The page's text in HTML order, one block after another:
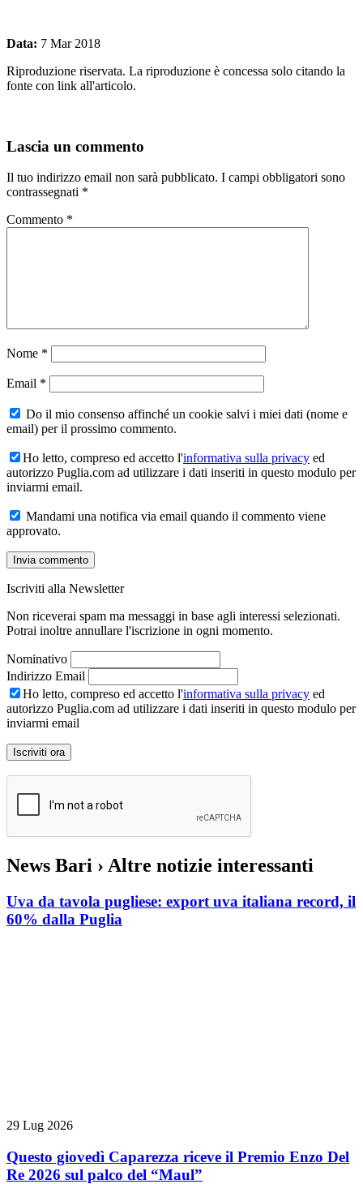
Data: 7 Mar 2018
Riproduzione riservata. La riproduzione è concessa solo citando la
fonte con link all'articolo.
Lascia un commento
Il tuo indirizzo email non sarà pubblicato. I campi obbligatori sono
contrassegnati *
Commento *
Nome *
Email *
Do il mio consenso affinché un cookie salvi i miei dati (nome e
email) per il prossimo commento.
Ho letto, compreso ed accetto l'informativa sulla privacy ed
autorizzo Puglia.com ad utilizzare i dati inseriti in questo modulo per
inviarmi email.
Mandami una notifica via email quando il commento viene
approvato.
Iscriviti alla Newsletter
Non riceverai spam ma messaggi in base agli interessi selezionati.
Potrai inoltre annullare l'iscrizione in ogni momento.
Nominativo
Indirizzo Email
Ho letto, compreso ed accetto l'informativa sulla privacy ed
autorizzo Puglia.com ad utilizzare i dati inseriti in questo modulo per
inviarmi email
News Bari › Altre notizie interessanti
Uva da tavola pugliese: export uva italiana record, il
60% dalla Puglia
29 Lug 2026
Questo giovedì Caparezza riceve il Premio Enzo Del
Re 2026 sul palco del “Maul”